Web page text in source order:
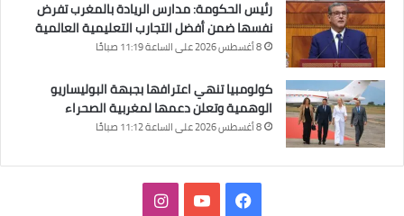
رئيس الحكومة: مدارس الريادة بالمغرب تفرض
نفسها ضمن أفضل التجارب التعليمية العالمية
8 أغسطس 2026 على الساعة 11:19 صباحًا
كولومبيا تنهي اعترافها بجبهة البوليساريو
الوهمية وتعلن دعمها لمغربية الصحراء
8 أغسطس 2026 على الساعة 11:12 صباحًا
فيسبوك‫YouTubeانستقرام